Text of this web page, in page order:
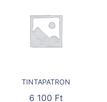
TINTAPATRON
6 100 Ft